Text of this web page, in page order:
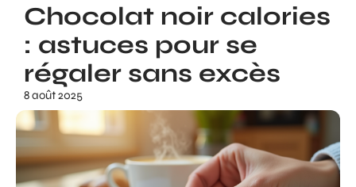
Chocolat noir calories
: astuces pour se
régaler sans excès
8 août 2025